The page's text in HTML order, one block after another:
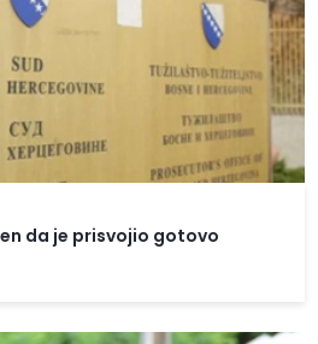
da je prisvojio gotovo